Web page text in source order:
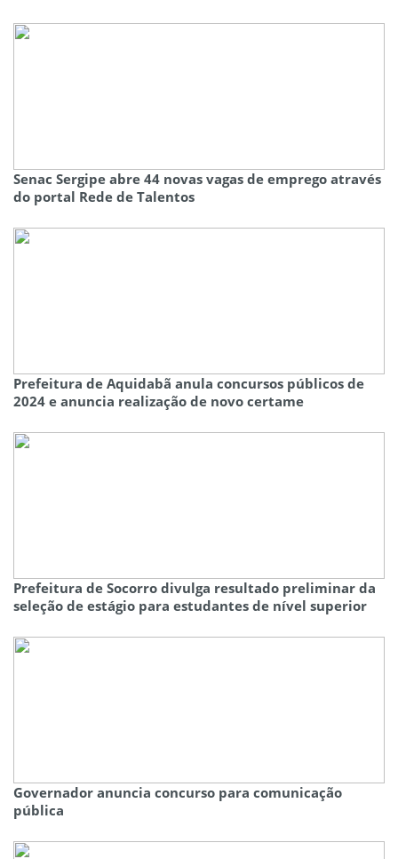
Senac Sergipe abre 44 novas vagas de emprego através
do portal Rede de Talentos
Prefeitura de Aquidabã anula concursos públicos de
2024 e anuncia realização de novo certame
Prefeitura de Socorro divulga resultado preliminar da
seleção de estágio para estudantes de nível superior
Governador anuncia concurso para comunicação
pública